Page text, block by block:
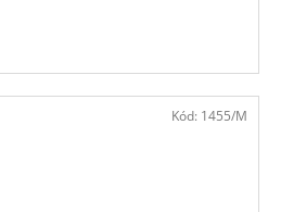
Kód: 1455/M